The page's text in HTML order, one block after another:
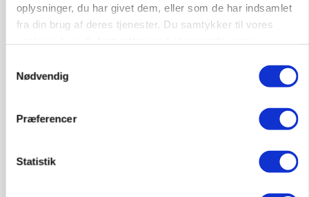
oplysninger, du har givet dem, eller som de har indsamlet
fra din brug af deres tjenester. Du samtykker til vores
Nødvendig
Præferencer
Statistik
Grisenoteringen står stille
Krone åbner XDisc for John Deere og New